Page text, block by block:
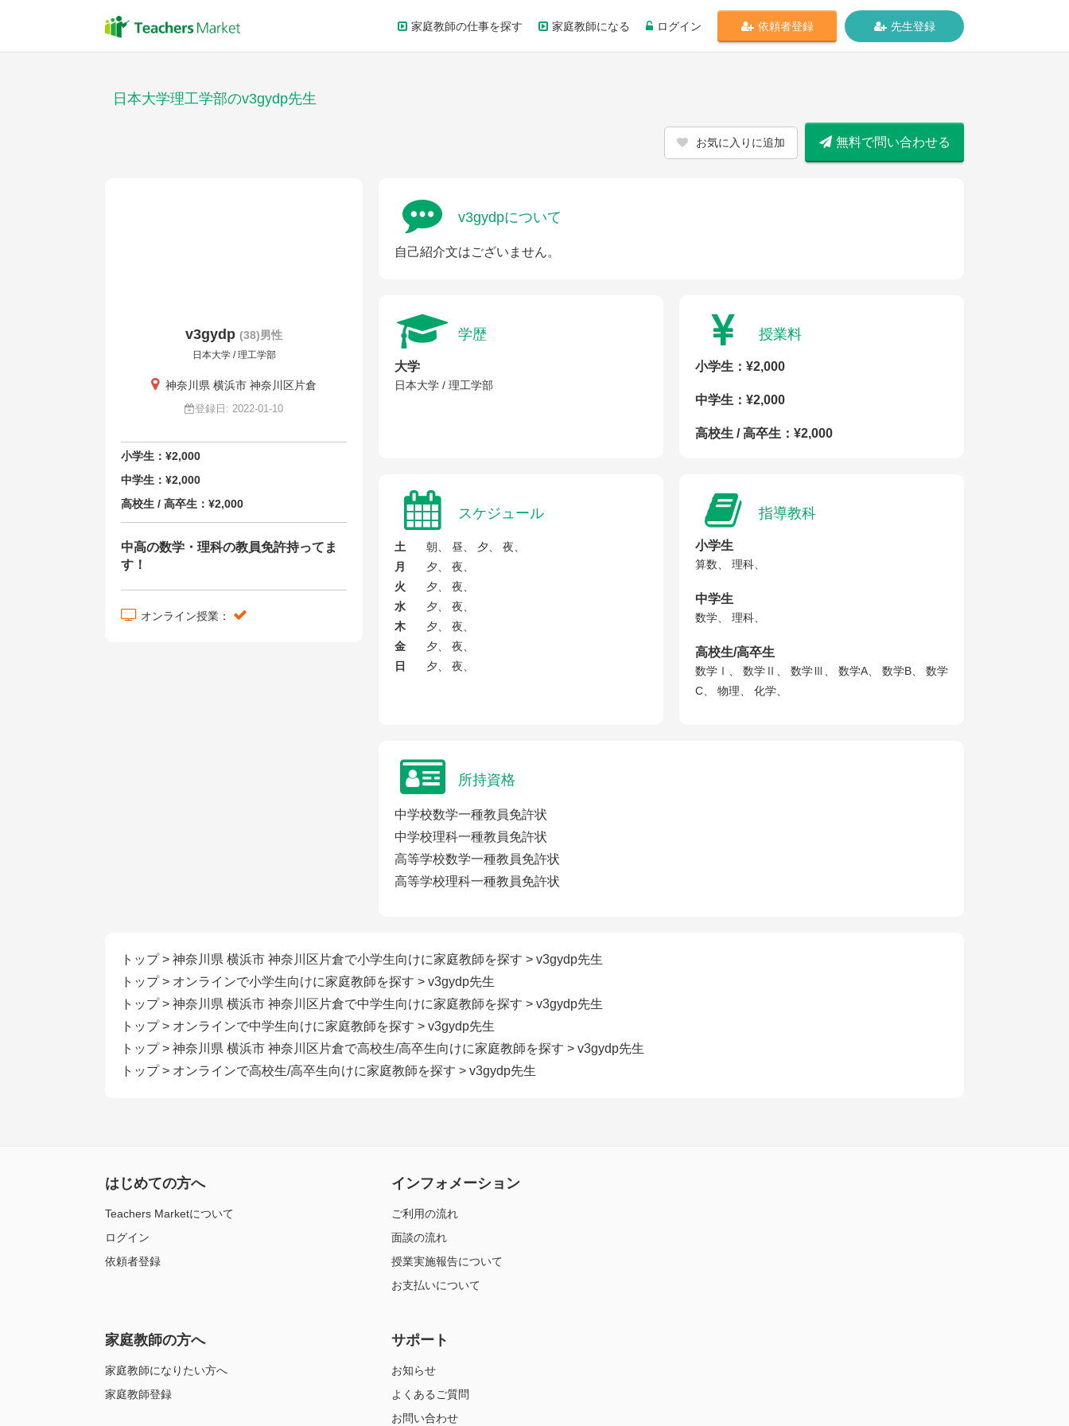
家庭教師の仕事を探す 家庭教師になる ログイン 依頼者登録 先生登録
日本大学理工学部のv3gydp先生
お気に入りに追加 無料で問い合わせる
v3gydp (38)男性
日本大学 / 理工学部
神奈川県 横浜市 神奈川区片倉
登録日: 2022-01-10
小学生：¥2,000
中学生：¥2,000
高校生 / 高卒生：¥2,000
中高の数学・理科の教員免許持ってま
す！
オンライン授業：
v3gydpについて
自己紹介文はございません。
学歴
大学
日本大学 / 理工学部
授業料
小学生：¥2,000
中学生：¥2,000
高校生 / 高卒生：¥2,000
スケジュール
土
朝、 昼、 夕、 夜、
月
夕、 夜、
火
夕、 夜、
水
夕、 夜、
木
夕、 夜、
金
夕、 夜、
日
夕、 夜、
指導教科
小学生
算数、 理科、
中学生
数学、 理科、
高校生/高卒生
数学Ⅰ、 数学Ⅱ、 数学Ⅲ、 数学A、 数学B、 数学
C、 物理、 化学、
所持資格
中学校数学一種教員免許状
中学校理科一種教員免許状
高等学校数学一種教員免許状
高等学校理科一種教員免許状
トップ> 神奈川県 横浜市 神奈川区片倉で小学生向けに家庭教師を探す > v3gydp先生
トップ> オンラインで小学生向けに家庭教師を探す > v3gydp先生
トップ> 神奈川県 横浜市 神奈川区片倉で中学生向けに家庭教師を探す > v3gydp先生
トップ> オンラインで中学生向けに家庭教師を探す > v3gydp先生
トップ> 神奈川県 横浜市 神奈川区片倉で高校生/高卒生向けに家庭教師を探す > v3gydp先生
トップ> オンラインで高校生/高卒生向けに家庭教師を探す > v3gydp先生
はじめての方へ
Teachers Marketについて
ログイン
依頼者登録
インフォメーション
ご利用の流れ
面談の流れ
授業実施報告について
お支払いについて
家庭教師の方へ
家庭教師になりたい方へ
家庭教師登録
サポート
お知らせ
よくあるご質問
お問い合わせ